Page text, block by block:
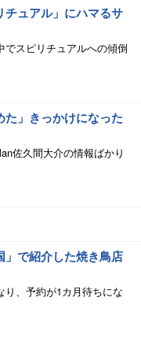
チュアル」にハマるサ
スピリチュアルへの傾倒
」きっかけになった
佐久間大介の情報ばかり
で紹介した焼き鳥店
り、予約が1カ月待ちにな